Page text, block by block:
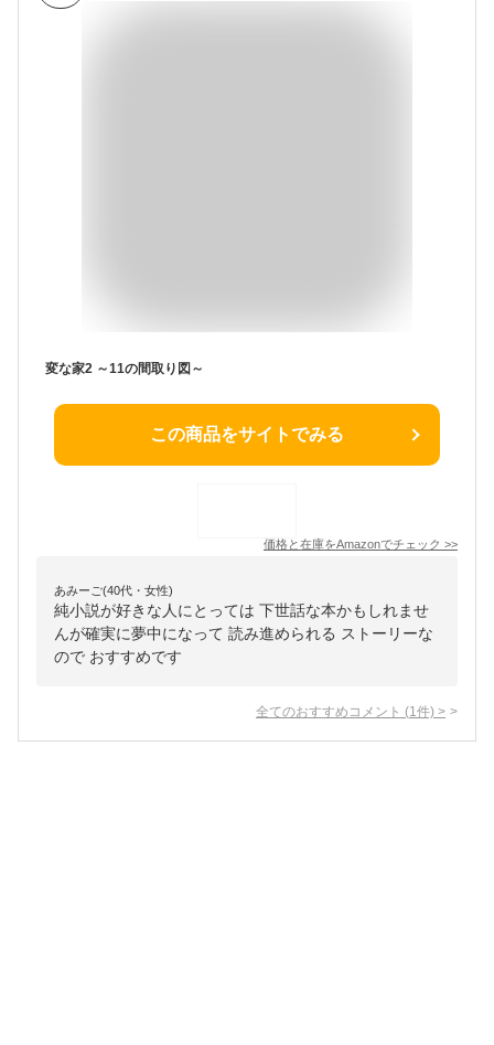
変な家2 ～11の間取り図～
この商品をサイトでみる
価格と在庫をAmazonでチェック >>
あみーご(40代・女性)
純小説が好きな人にとっては 下世話な本かもしれませ
んが確実に夢中になって 読み進められる ストーリーな
ので おすすめです
全てのおすすめコメント (1 件) >